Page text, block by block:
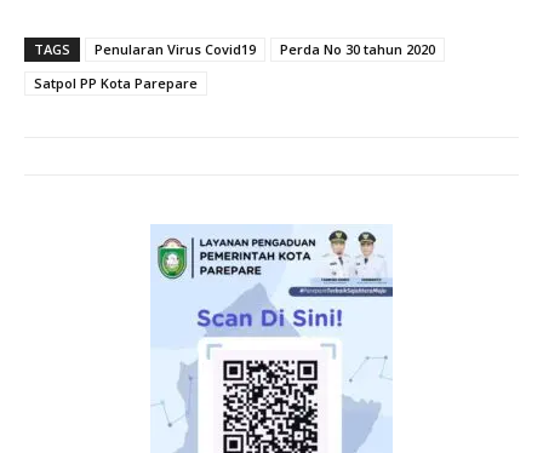
TAGS Penularan Virus Covid19
Perda No 30 tahun 2020
Satpol PP Kota Parepare